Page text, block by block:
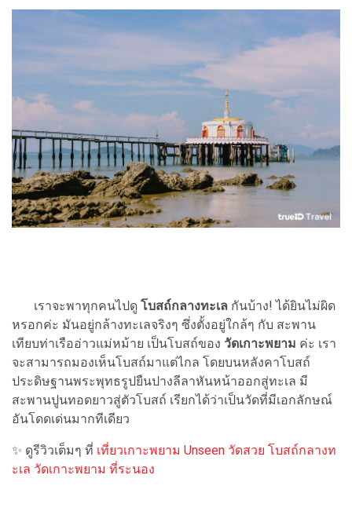
เราจะพาทุกคนไปดู โบสถ์กลางทะเล กันบ้าง! ได้ยินไม่ผิด
หรอกค่ะ มันอยู่กล้างทะเลจริงๆ ซึ่งตั้งอยู่ใกล้ๆ กับ สะพาน
เทียบท่าเรืออ่าวแม่หม้าย เป็นโบสถ์ของ วัดเกาะพยาม ค่ะ เรา
จะสามารถมองเห็นโบสถ์มาแต่ไกล โดยบนหลังคาโบสถ์
ประดิษฐานพระพุทธรูปยืนปางลีลาหันหน้าออกสู่ทะเล มี
สะพานปูนทอดยาวสู่ตัวโบสถ์ เรียกได้ว่าเป็นวัดที่มีเอกลักษณ์
อันโดดเด่นมากทีเดียว
✨ ดูรีวิวเต็มๆ ที่ เที่ยวเกาะพยาม Unseen วัดสวย โบสถ์กลางท
ะเล วัดเกาะพยาม ที่ระนอง